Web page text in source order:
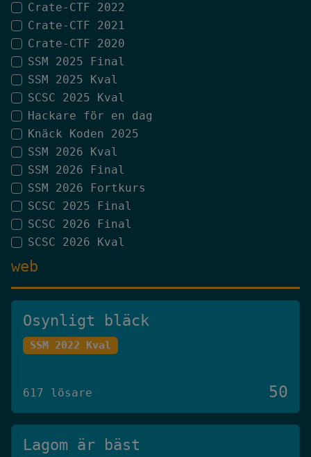
Crate-CTF 2022
Crate-CTF 2021
Crate-CTF 2020
SSM 2025 Final
SSM 2025 Kval
SCSC 2025 Kval
Hackare för en dag
Knäck Koden 2025
SSM 2026 Kval
SSM 2026 Final
SSM 2026 Fortkurs
SCSC 2025 Final
SCSC 2026 Final
SCSC 2026 Kval
web
Osynligt bläck
SSM 2022 Kval
617 lösare 50
Lagom är bäst